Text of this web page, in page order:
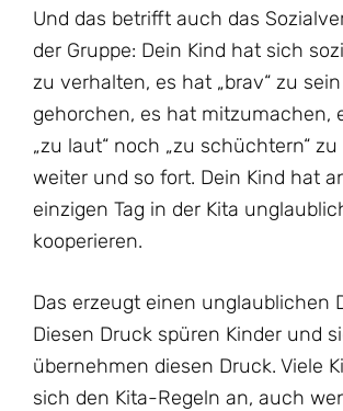
Und das betrifft auch das
der Gruppe: Dein Kind hat sich
zu verhalten, es hat „brav“ zu
gehorchen, es hat mitzumachen,
„zu laut“ noch „zu schüchtern“
weiter und so fort. Dein Kind hat
einzigen Tag in der Kita
kooperieren.
Das erzeugt einen unglaublichen
Diesen Druck spüren Kinder und
übernehmen diesen Druck. Viele
sich den Kita-Regeln an, auch